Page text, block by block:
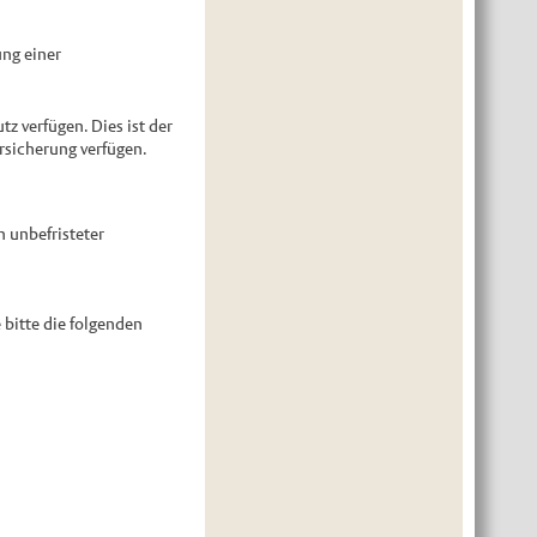
einer
verfügen. Dies ist der
verfügen.
unbefristeter
bitte die folgenden